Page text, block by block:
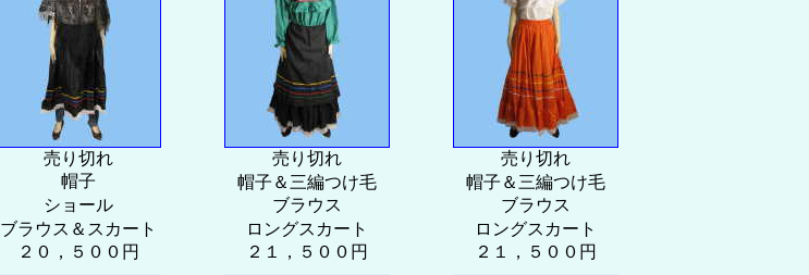
売り切れ
帽子
ショール
ブラウス＆スカート
２０，５００円
売り切れ
帽子＆三編つけ毛
ブラウス
ロングスカート
２１，５００円
売り切れ
帽子＆三編つけ毛
ブラウス
ロングスカート
２１，５００円